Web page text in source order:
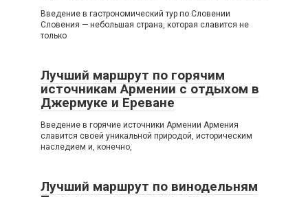
Введение в гастрономический тур по Словении
Словения — небольшая страна, которая славится не
только
Лучший маршрут по горячим
источникам Армении с отдыхом в
Джермуке и Ереване
Введение в горячие источники Армении Армения
славится своей уникальной природой, историческим
наследием и, конечно,
Лучший маршрут по винодельням